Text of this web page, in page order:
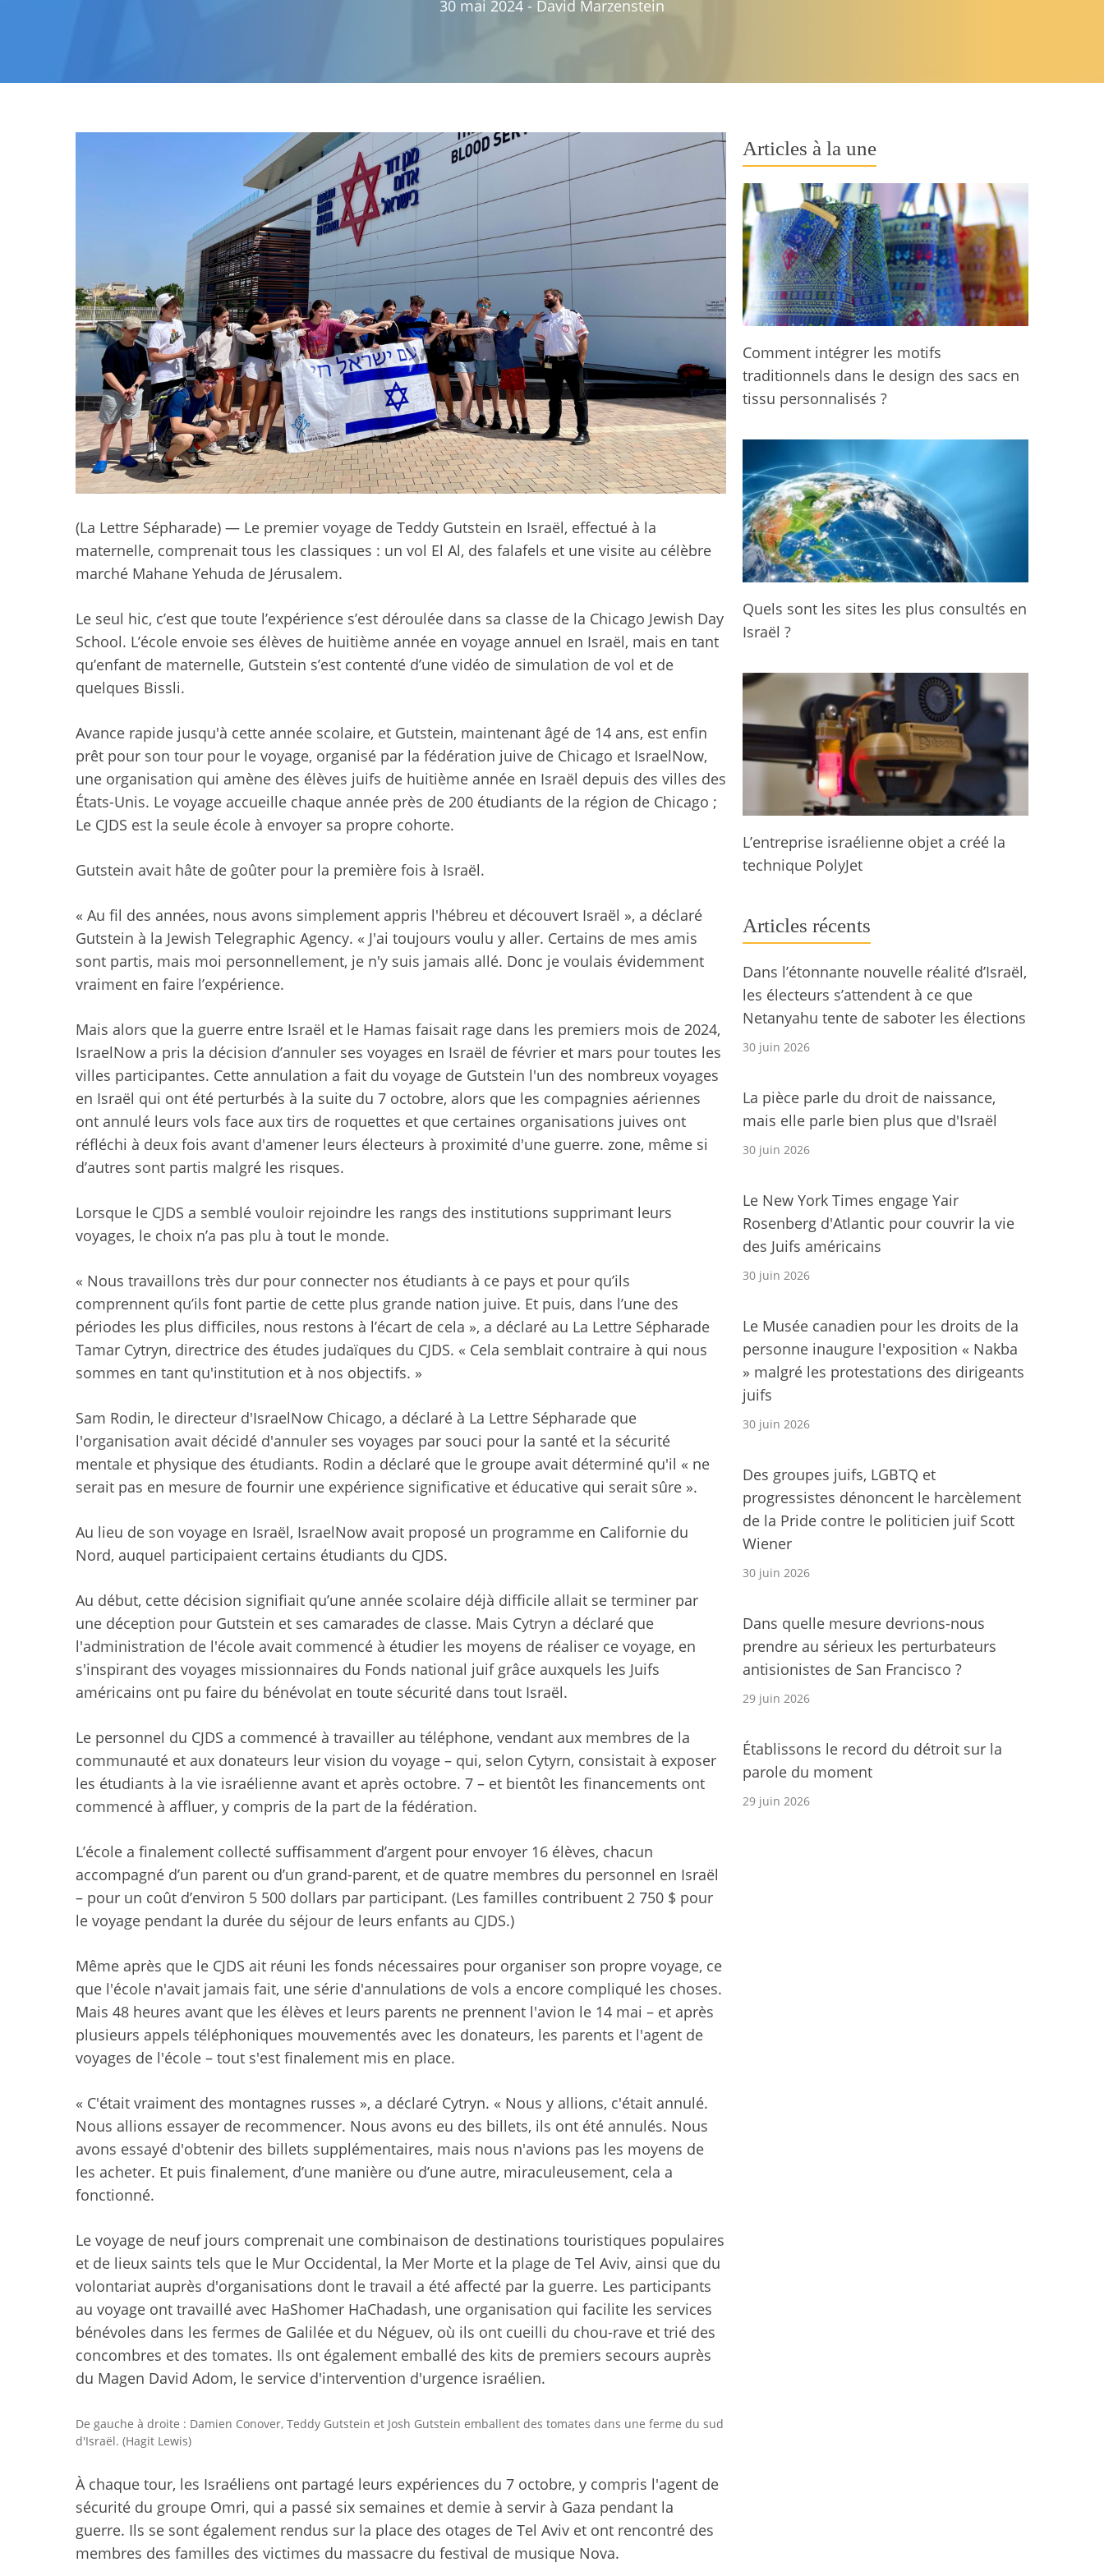
30 mai 2024 - David Marzenstein
(La Lettre Sépharade) — Le premier voyage de Teddy Gutstein en Israël, effectué à la
maternelle, comprenait tous les classiques : un vol El Al, des falafels et une visite au célèbre
marché Mahane Yehuda de Jérusalem.
Le seul hic, c’est que toute l’expérience s’est déroulée dans sa classe de la Chicago Jewish Day
School. L’école envoie ses élèves de huitième année en voyage annuel en Israël, mais en tant
qu’enfant de maternelle, Gutstein s’est contenté d’une vidéo de simulation de vol et de
quelques Bissli.
Avance rapide jusqu'à cette année scolaire, et Gutstein, maintenant âgé de 14 ans, est enfin
prêt pour son tour pour le voyage, organisé par la fédération juive de Chicago et IsraelNow,
une organisation qui amène des élèves juifs de huitième année en Israël depuis des villes des
États-Unis. Le voyage accueille chaque année près de 200 étudiants de la région de Chicago ;
Le CJDS est la seule école à envoyer sa propre cohorte.
Gutstein avait hâte de goûter pour la première fois à Israël.
« Au fil des années, nous avons simplement appris l'hébreu et découvert Israël », a déclaré
Gutstein à la Jewish Telegraphic Agency. « J'ai toujours voulu y aller. Certains de mes amis
sont partis, mais moi personnellement, je n'y suis jamais allé. Donc je voulais évidemment
vraiment en faire l’expérience.
Mais alors que la guerre entre Israël et le Hamas faisait rage dans les premiers mois de 2024,
IsraelNow a pris la décision d’annuler ses voyages en Israël de février et mars pour toutes les
villes participantes. Cette annulation a fait du voyage de Gutstein l'un des nombreux voyages
en Israël qui ont été perturbés à la suite du 7 octobre, alors que les compagnies aériennes
ont annulé leurs vols face aux tirs de roquettes et que certaines organisations juives ont
réfléchi à deux fois avant d'amener leurs électeurs à proximité d'une guerre. zone, même si
d’autres sont partis malgré les risques.
Lorsque le CJDS a semblé vouloir rejoindre les rangs des institutions supprimant leurs
voyages, le choix n’a pas plu à tout le monde.
« Nous travaillons très dur pour connecter nos étudiants à ce pays et pour qu’ils
comprennent qu’ils font partie de cette plus grande nation juive. Et puis, dans l’une des
périodes les plus difficiles, nous restons à l’écart de cela », a déclaré au La Lettre Sépharade
Tamar Cytryn, directrice des études judaïques du CJDS. « Cela semblait contraire à qui nous
sommes en tant qu'institution et à nos objectifs. »
Sam Rodin, le directeur d'IsraelNow Chicago, a déclaré à La Lettre Sépharade que
l'organisation avait décidé d'annuler ses voyages par souci pour la santé et la sécurité
mentale et physique des étudiants. Rodin a déclaré que le groupe avait déterminé qu'il « ne
serait pas en mesure de fournir une expérience significative et éducative qui serait sûre ».
Au lieu de son voyage en Israël, IsraelNow avait proposé un programme en Californie du
Nord, auquel participaient certains étudiants du CJDS.
Au début, cette décision signifiait qu’une année scolaire déjà difficile allait se terminer par
une déception pour Gutstein et ses camarades de classe. Mais Cytryn a déclaré que
l'administration de l'école avait commencé à étudier les moyens de réaliser ce voyage, en
s'inspirant des voyages missionnaires du Fonds national juif grâce auxquels les Juifs
américains ont pu faire du bénévolat en toute sécurité dans tout Israël.
Le personnel du CJDS a commencé à travailler au téléphone, vendant aux membres de la
communauté et aux donateurs leur vision du voyage – qui, selon Cytyrn, consistait à exposer
les étudiants à la vie israélienne avant et après octobre. 7 – et bientôt les financements ont
commencé à affluer, y compris de la part de la fédération.
L’école a finalement collecté suffisamment d’argent pour envoyer 16 élèves, chacun
accompagné d’un parent ou d’un grand-parent, et de quatre membres du personnel en Israël
– pour un coût d’environ 5 500 dollars par participant. (Les familles contribuent 2 750 $ pour
le voyage pendant la durée du séjour de leurs enfants au CJDS.)
Même après que le CJDS ait réuni les fonds nécessaires pour organiser son propre voyage, ce
que l'école n'avait jamais fait, une série d'annulations de vols a encore compliqué les choses.
Mais 48 heures avant que les élèves et leurs parents ne prennent l'avion le 14 mai – et après
plusieurs appels téléphoniques mouvementés avec les donateurs, les parents et l'agent de
voyages de l'école – tout s'est finalement mis en place.
« C'était vraiment des montagnes russes », a déclaré Cytryn. « Nous y allions, c'était annulé.
Nous allions essayer de recommencer. Nous avons eu des billets, ils ont été annulés. Nous
avons essayé d'obtenir des billets supplémentaires, mais nous n'avions pas les moyens de
les acheter. Et puis finalement, d’une manière ou d’une autre, miraculeusement, cela a
fonctionné.
Le voyage de neuf jours comprenait une combinaison de destinations touristiques populaires
et de lieux saints tels que le Mur Occidental, la Mer Morte et la plage de Tel Aviv, ainsi que du
volontariat auprès d'organisations dont le travail a été affecté par la guerre. Les participants
au voyage ont travaillé avec HaShomer HaChadash, une organisation qui facilite les services
bénévoles dans les fermes de Galilée et du Néguev, où ils ont cueilli du chou-rave et trié des
concombres et des tomates. Ils ont également emballé des kits de premiers secours auprès
du Magen David Adom, le service d'intervention d'urgence israélien.
De gauche à droite : Damien Conover, Teddy Gutstein et Josh Gutstein emballent des tomates dans une ferme du sud
d'Israël. (Hagit Lewis)
À chaque tour, les Israéliens ont partagé leurs expériences du 7 octobre, y compris l'agent de
sécurité du groupe Omri, qui a passé six semaines et demie à servir à Gaza pendant la
guerre. Ils se sont également rendus sur la place des otages de Tel Aviv et ont rencontré des
membres des familles des victimes du massacre du festival de musique Nova.
Articles à la une
Comment intégrer les motifs
traditionnels dans le design des sacs en
tissu personnalisés ?
Quels sont les sites les plus consultés en
Israël ?
L’entreprise israélienne objet a créé la
technique PolyJet
Articles récents
Dans l’étonnante nouvelle réalité d’Israël,
les électeurs s’attendent à ce que
Netanyahu tente de saboter les élections
30 juin 2026
La pièce parle du droit de naissance,
mais elle parle bien plus que d'Israël
30 juin 2026
Le New York Times engage Yair
Rosenberg d'Atlantic pour couvrir la vie
des Juifs américains
30 juin 2026
Le Musée canadien pour les droits de la
personne inaugure l'exposition « Nakba
» malgré les protestations des dirigeants
juifs
30 juin 2026
Des groupes juifs, LGBTQ et
progressistes dénoncent le harcèlement
de la Pride contre le politicien juif Scott
Wiener
30 juin 2026
Dans quelle mesure devrions-nous
prendre au sérieux les perturbateurs
antisionistes de San Francisco ?
29 juin 2026
Établissons le record du détroit sur la
parole du moment
29 juin 2026